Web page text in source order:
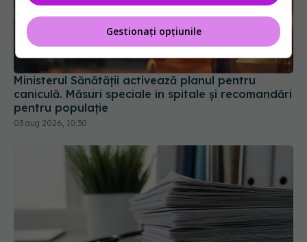
Ministerul Sănătății activează planul pentru
caniculă. Măsuri speciale în spitale și recomandări
pentru populație
03 aug 2026, 10:30
Gestionați opțiunile